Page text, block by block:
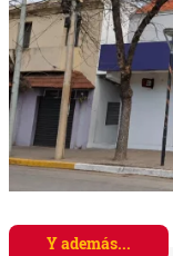
Y además...